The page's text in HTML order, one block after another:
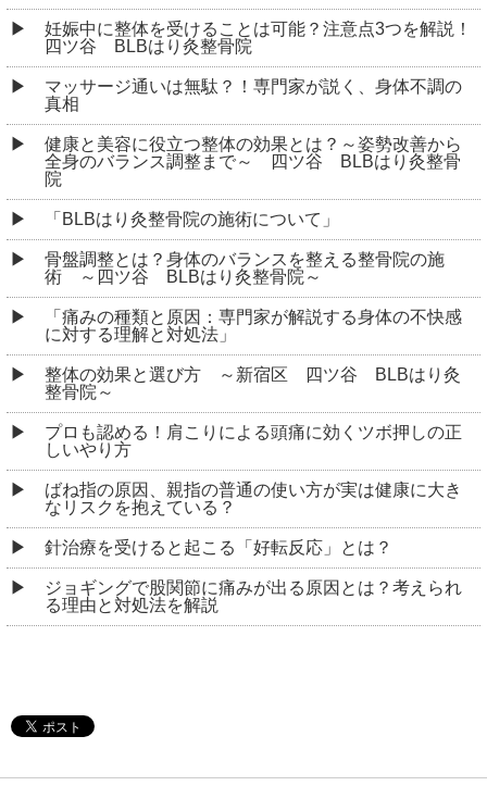
妊娠中に整体を受けることは可能？注意点3つを解説！
四ツ谷 BLBはり灸整骨院
マッサージ通いは無駄？！専門家が説く、身体不調の
真相
健康と美容に役立つ整体の効果とは？～姿勢改善から
全身のバランス調整まで～ 四ツ谷 BLBはり灸整骨
院
「BLBはり灸整骨院の施術について」
骨盤調整とは？身体のバランスを整える整骨院の施
術 ～四ツ谷 BLBはり灸整骨院～
「痛みの種類と原因：専門家が解説する身体の不快感
に対する理解と対処法」
整体の効果と選び方 ～新宿区 四ツ谷 BLBはり灸
整骨院～
プロも認める！肩こりによる頭痛に効くツボ押しの正
しいやり方
ばね指の原因、親指の普通の使い方が実は健康に大き
なリスクを抱えている？
針治療を受けると起こる「好転反応」とは？
ジョギングで股関節に痛みが出る原因とは？考えられ
る理由と対処法を解説